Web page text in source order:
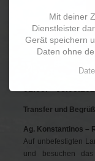
Myrthe,
Transfer und
Ag. Konstantinos –
Auf unbefestigten
und besuchen
Mit deiner
Dienstleister
Gerät speichern
Daten ohne